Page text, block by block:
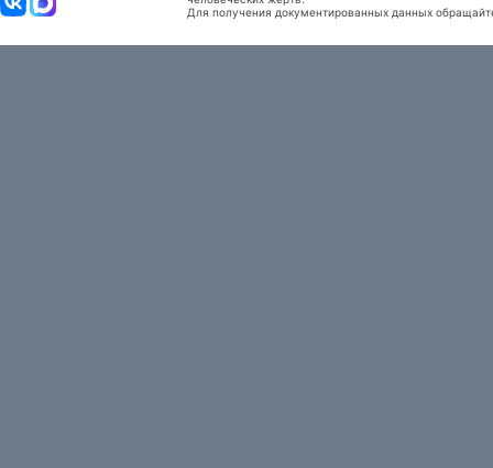
Для получения документированных данных